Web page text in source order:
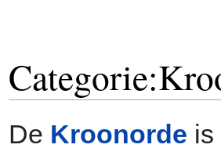
De Kroonorde is